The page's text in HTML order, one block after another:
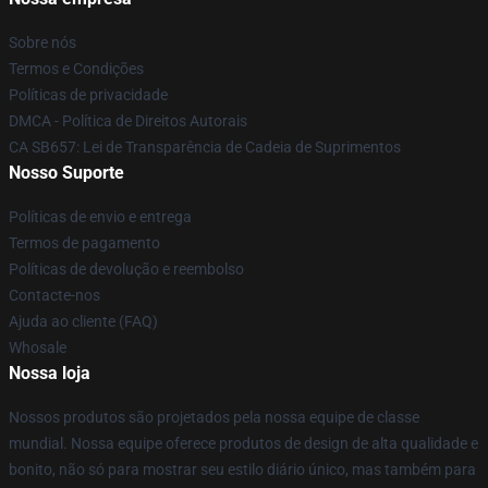
Sobre nós
Termos e Condições
Políticas de privacidade
DMCA - Política de Direitos Autorais
CA SB657: Lei de Transparência de Cadeia de Suprimentos
Nosso Suporte
Políticas de envio e entrega
Termos de pagamento
Políticas de devolução e reembolso
Contacte-nos
Ajuda ao cliente (FAQ)
Whosale
Nossa loja
Nossos produtos são projetados pela nossa equipe de classe
mundial. Nossa equipe oferece produtos de design de alta qualidade e
bonito, não só para mostrar seu estilo diário único, mas também para